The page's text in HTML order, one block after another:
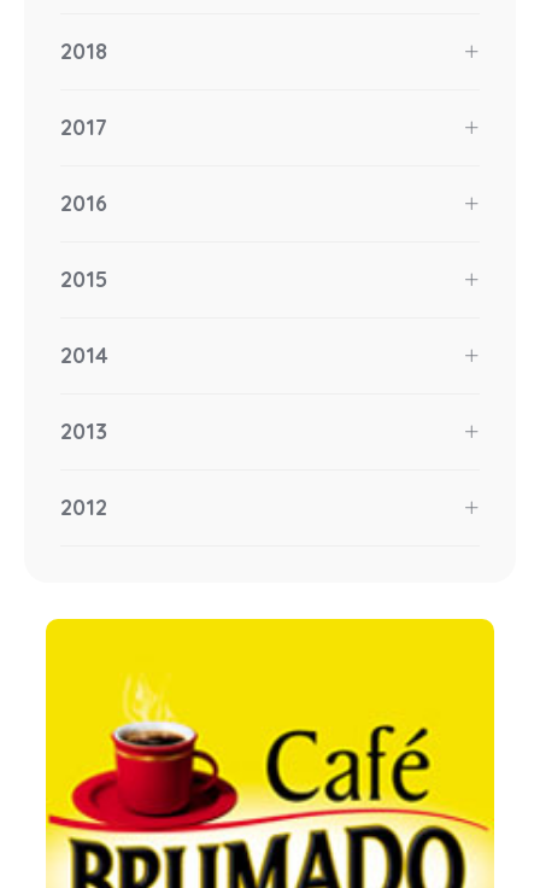
2018
2017
2016
2015
2014
2013
2012